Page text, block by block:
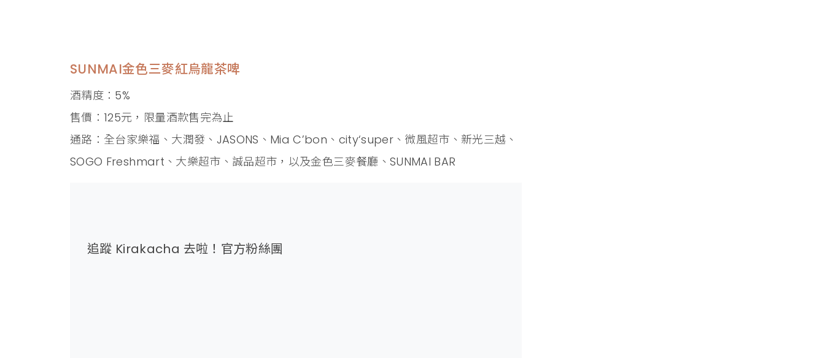
SUNMAI金色三麥紅烏龍茶啤
酒精度：5%
售價：125元，限量酒款售完為止
通路：全台家樂福、大潤發、JASONS、Mia C’bon、city‘super、微風超市、新光三越、
SOGO Freshmart、大樂超市、誠品超市，以及金色三麥餐廳、SUNMAI BAR
追蹤 Kirakacha 去啦！官方粉絲團